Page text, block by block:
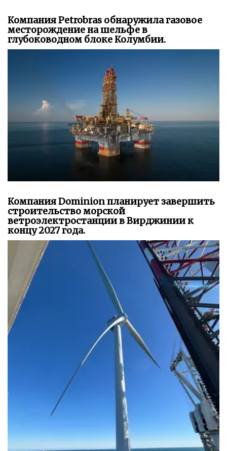
Компания Petrobras обнаружила газовое
месторождение на шельфе в
глубоководном блоке Колумбии.
Компания Dominion планирует завершить
строительство морской
ветроэлектростанции в Вирджинии к
концу 2027 года.